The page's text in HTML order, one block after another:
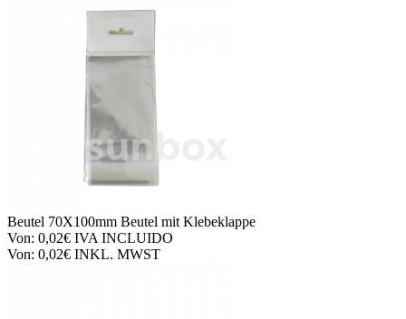
Beutel 70X100mm Beutel mit Klebeklappe
Von: 0,02€ IVA INCLUIDO
Von: 0,02€ INKL. MWST